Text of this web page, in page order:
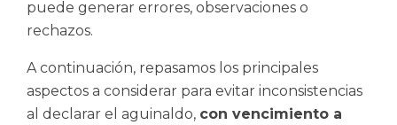
puede generar errores, observaciones o
rechazos.
A continuación, repasamos los principales
aspectos a considerar para evitar inconsistencias
al declarar el aguinaldo, con vencimiento a